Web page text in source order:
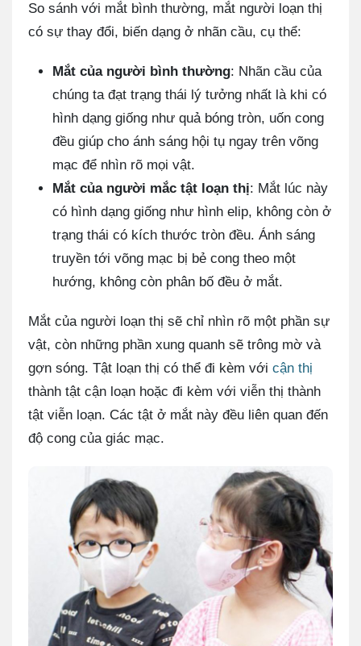
So sánh với mắt bình thường, mắt người loạn thị
có sự thay đổi, biến dạng ở nhãn cầu, cụ thể:
Mắt của người bình thường: Nhãn cầu của
chúng ta đạt trạng thái lý tưởng nhất là khi có
hình dạng giống như quả bóng tròn, uốn cong
đều giúp cho ánh sáng hội tụ ngay trên võng
mạc để nhìn rõ mọi vật.
Mắt của người mắc tật loạn thị: Mắt lúc này
có hình dạng giống như hình elip, không còn ở
trạng thái có kích thước tròn đều. Ánh sáng
truyền tới võng mạc bị bẻ cong theo một
hướng, không còn phân bố đều ở mắt.
Mắt của người loạn thị sẽ chỉ nhìn rõ một phần sự
vật, còn những phần xung quanh sẽ trông mờ và
gợn sóng. Tật loạn thị có thể đi kèm với cận thị
thành tật cận loạn hoặc đi kèm với viễn thị thành
tật viễn loạn. Các tật ở mắt này đều liên quan đến
độ cong của giác mạc.